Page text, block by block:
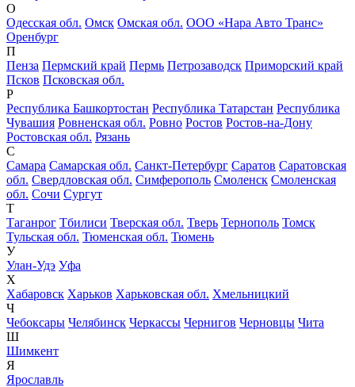
О
Одесская обл. Омск Омская обл. ООО «Нара Авто Транс»
Оренбург
П
Пенза Пермский край Пермь Петрозаводск Приморский край
Псков Псковская обл.
Р
Республика Башкортостан Республика Татарстан Республика
Чувашия Ровненская обл. Ровно Ростов Ростов-на-Дону
Ростовская обл. Рязань
С
Самара Самарская обл. Санкт-Петербург Саратов Саратовская
обл. Свердловская обл. Симферополь Смоленск Смоленская
обл. Сочи Сургут
Т
Таганрог Тбилиси Тверская обл. Тверь Тернополь Томск
Тульская обл. Тюменская обл. Тюмень
У
Улан-Удэ Уфа
Х
Хабаровск Харьков Харьковская обл. Хмельницкий
Ч
Чебоксары Челябинск Черкассы Чернигов Черновцы Чита
Ш
Шимкент
Я
Ярославль